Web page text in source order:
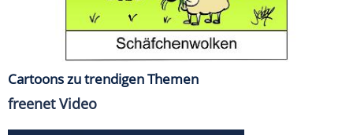
Cartoons zu trendigen Themen
freenet Video